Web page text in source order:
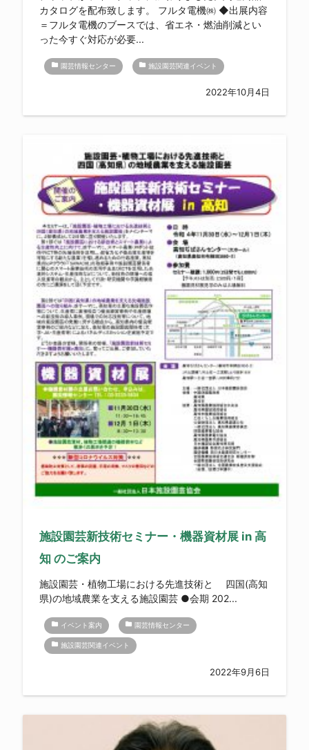
カタログを配布致します。 フルタ電機㈱ ◆出展内容
＝フルタ電機のブースでは、省エネ・燃油削減とい
った今すぐ対応が必要...
folder 園芸情報センター folder 施設園芸関連イベント
2022年10月4日
施設園芸新技術セミナー・機器資材展 in 高
知 のご案内
施設園芸・植物工場における先進技術と 四国(高知
県)の地域農業を支える施設園芸 ●会期 202...
folder イベント案内 folder 園芸情報センター
folder 施設園芸関連イベント
2022年9月6日